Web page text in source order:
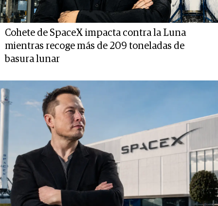
Cohete de SpaceX impacta contra la Luna
mientras recoge más de 209 toneladas de
basura lunar